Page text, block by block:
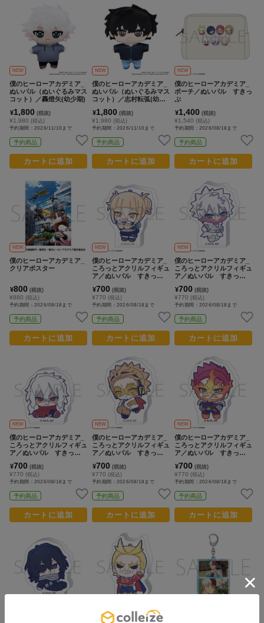
NEW
僕のヒーローアカデミア_
ぬいパル（ぬいぐるみマス
コット）／轟燈矢(幼少期)
¥1,800 (税抜)
¥1,980 (税込)
予約期間：2026/11/10まで
予約商品
カートに追加
NEW
僕のヒーローアカデミア_
ぬいパル（ぬいぐるみマス
コット）／志村転弧(幼少
¥1,800 (税抜)
¥1,980 (税込)
予約期間：2026/11/10まで
予約商品
カートに追加
NEW
僕のヒーローアカデミア_
ポーチ／ぬいパル すきっ
ぷ
¥1,400 (税抜)
¥1,540 (税込)
予約期間：2026/08/18まで
予約商品
カートに追加
NEW
僕のヒーローアカデミア_
クリアポスター
¥800 (税抜)
¥880 (税込)
予約期間：2026/08/18まで
予約商品
カートに追加
NEW
僕のヒーローアカデミア_
ころっとアクリルフィギュ
ア／ぬいパル すきっぷ
¥700 (税抜)
¥770 (税込)
予約期間：2026/08/18まで
予約商品
カートに追加
NEW
僕のヒーローアカデミア_
ころっとアクリルフィギュ
ア／ぬいパル すきっぷ
¥700 (税抜)
¥770 (税込)
予約期間：2026/08/18まで
予約商品
カートに追加
NEW
僕のヒーローアカデミア_
ころっとアクリルフィギュ
ア／ぬいパル すきっぷ
¥700 (税抜)
¥770 (税込)
予約期間：2026/08/18まで
予約商品
カートに追加
NEW
僕のヒーローアカデミア_
ころっとアクリルフィギュ
ア／ぬいパル すきっぷ
¥700 (税抜)
¥770 (税込)
予約期間：2026/08/18まで
予約商品
カートに追加
NEW
僕のヒーローアカデミア_
ころっとアクリルフィギュ
ア／ぬいパル すきっぷ
¥700 (税抜)
¥770 (税込)
予約期間：2026/08/18まで
予約商品
カートに追加
僕のヒーローアカデミア_